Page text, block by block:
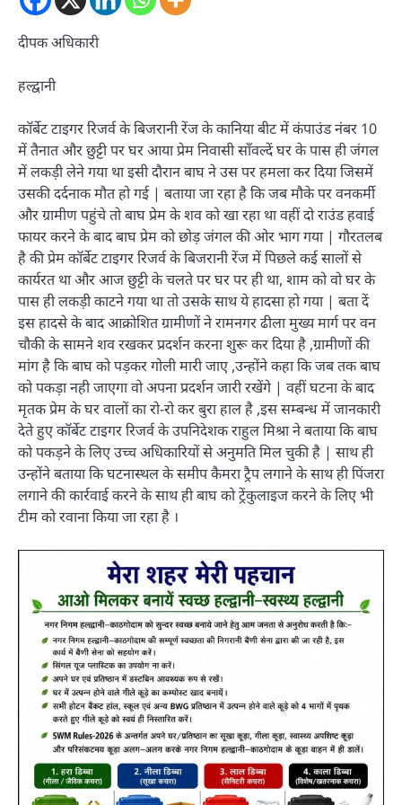
दीपक अधिकारी
हल्द्वानी
कॉर्बेट टाइगर रिजर्व के बिजरानी रेंज के कानिया बीट में कंपाउंड नंबर 10
में तैनात और छुट्टी पर घर आया प्रेम निवासी साँवल्दें घर के पास ही जंगल
में लकड़ी लेने गया था इसी दौरान बाघ ने उस पर हमला कर दिया जिसमें
उसकी दर्दनाक मौत हो गई | बताया जा रहा है कि जब मौके पर वनकर्मी
और ग्रामीण पहुंचे तो बाघ प्रेम के शव को खा रहा था वहीं दो राउंड हवाई
फायर करने के बाद बाघ प्रेम को छोड़ जंगल की ओर भाग गया | गौरतलब
है की प्रेम कॉर्बेट टाइगर रिजर्व के बिजरानी रेंज में पिछले कई सालों से
कार्यरत था और आज छुट्टी के चलते पर घर पर ही था, शाम को वो घर के
पास ही लकड़ी काटने गया था तो उसके साथ ये हादसा हो गया | बता दें
इस हादसे के बाद आक्रोशित ग्रामीणों ने रामनगर ढीला मुख्य मार्ग पर वन
चौकी के सामने शव रखकर प्रदर्शन करना शुरू कर दिया है ,ग्रामीणों की
मांग है कि बाघ को पड़कर गोली मारी जाए ,उन्होंने कहा कि जब तक बाघ
को पकड़ा नही जाएगा वो अपना प्रदर्शन जारी रखेंगे | वहीं घटना के बाद
मृतक प्रेम के घर वालों का रो-रो कर बुरा हाल है ,इस सम्बन्ध में जानकारी
देते हुए कॉर्बेट टाइगर रिजर्व के उपनिदेशक राहुल मिश्रा ने बताया कि बाघ
को पकड़ने के लिए उच्च अधिकारियों से अनुमति मिल चुकी है | साथ ही
उन्होंने बताया कि घटनास्थल के समीप कैमरा ट्रैप लगाने के साथ ही पिंजरा
लगाने की कार्रवाई करने के साथ ही बाघ को ट्रेंकुलाइज करने के लिए भी
टीम को रवाना किया जा रहा है ।